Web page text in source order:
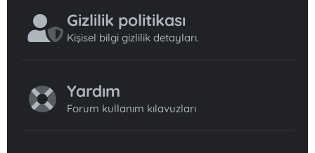
Gizlilik politikası
Kişisel bilgi gizlilik detayları.
Yardım
Forum kullanım kılavuzları